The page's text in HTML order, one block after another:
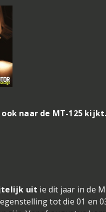
naar de MT-125
uit ie dit jaar in de
tot die 01 en